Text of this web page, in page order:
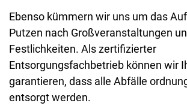
Ebenso kümmern wir uns um das
Putzen nach Großveranstaltungen
Festlichkeiten. Als zertifizierter
Entsorgungsfachbetrieb können wir
garantieren, dass alle Abfälle
entsorgt werden.